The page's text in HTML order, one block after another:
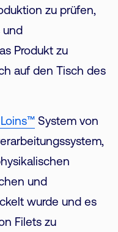
zu prüfen,
und
Produkt zu
auf den Tisch des
System von
und
wurde und es
Filets zu